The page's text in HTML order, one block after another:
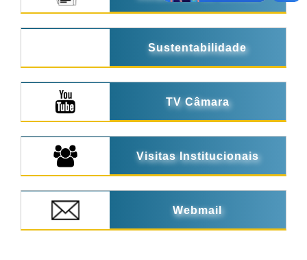
Sustentabilidade
TV Câmara
Visitas Institucionais
Webmail